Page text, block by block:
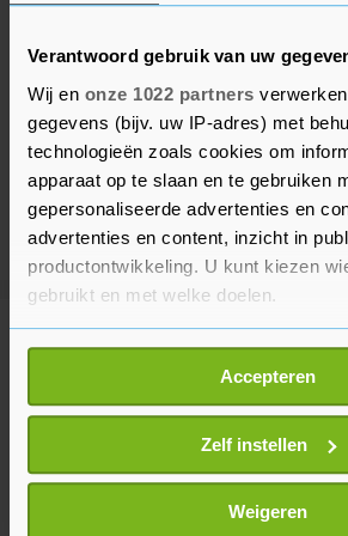
Verantwoord gebruik van uw
Wij en onze 1022 partners
gegevens (bijv. uw IP-adres) met
technologieën zoals cookies om
apparaat op te slaan en te gebruiken
gepersonaliseerde advertenties en
advertenties en content, inzicht in
productontwikkeling. U kunt kiezen
gebruikt en met welke doelen.
Als u het toestaat, willen we ook
Informatie verzamelen over
locatie, die tot een paar meter
Uw apparaat identificeren door
scannen op specifieke
Lees meer over hoe uw persoonlijke
Accepteren
Zelf instellen
Weigeren
Meer uit Buitenland
VS: gesprekken tussen
Israël voorspoedig verlopen
41 minuten geleden